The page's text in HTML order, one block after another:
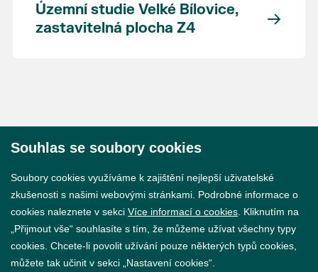
Územní studie Velké Bílovice,
zastavitelná plocha Z4
Souhlas se soubory cookies
Soubory cookies využíváme k zajištění nejlepší uživatelské
zkušenosti s našimi webovými stránkami. Podrobné informace o
cookies naleznete v sekci Více informací o cookies . Kliknutím na
„Přijmout vše“ souhlasíte s tím, že můžeme užívat všechny typy
cookies. Chcete-li povolit užívání pouze některých typů cookies,
můžete tak učinit v sekci „Nastavení cookies“.